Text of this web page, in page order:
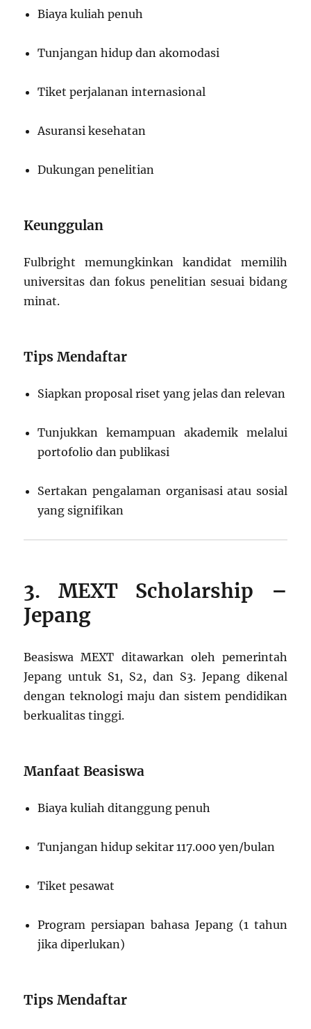
Biaya kuliah penuh
Tunjangan hidup dan akomodasi
Tiket perjalanan internasional
Asuransi kesehatan
Dukungan penelitian
Keunggulan
Fulbright memungkinkan kandidat memilih
universitas dan fokus penelitian sesuai bidang
minat.
Tips Mendaftar
Siapkan proposal riset yang jelas dan relevan
Tunjukkan kemampuan akademik melalui
portofolio dan publikasi
Sertakan pengalaman organisasi atau sosial
yang signifikan
3. MEXT Scholarship –
Jepang
Beasiswa MEXT ditawarkan oleh pemerintah
Jepang untuk S1, S2, dan S3. Jepang dikenal
dengan teknologi maju dan sistem pendidikan
berkualitas tinggi.
Manfaat Beasiswa
Biaya kuliah ditanggung penuh
Tunjangan hidup sekitar 117.000 yen/bulan
Tiket pesawat
Program persiapan bahasa Jepang (1 tahun
jika diperlukan)
Tips Mendaftar